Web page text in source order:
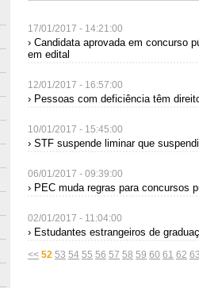
17/01/2017 - 14:21:00
› Candidata aprovada em concurso
em edital
12/01/2017 - 16:57:00
› Pessoas com deficiência têm
10/01/2017 - 15:45:00
› STF suspende liminar que
06/01/2017 - 09:39:00
› PEC muda regras para concursos
02/01/2017 - 11:04:00
› Estudantes estrangeiros de
<< 52 53 54 55 56 57 58 59 60 61 62